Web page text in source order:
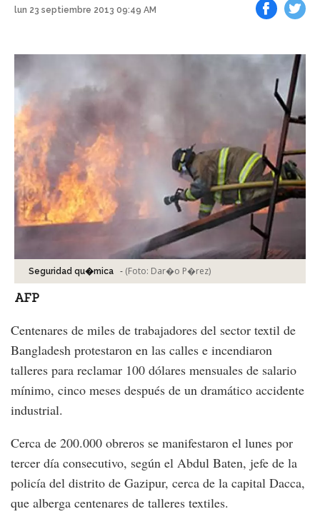
lun 23 septiembre 2013 09:49 AM
Seguridad qu�mica - (Foto: Dar�o P�rez)
AFP
Centenares de miles de trabajadores del sector textil de
Bangladesh protestaron en las calles e incendiaron
talleres para reclamar 100 dólares mensuales de salario
mínimo, cinco meses después de un dramático accidente
industrial.
Cerca de 200.000 obreros se manifestaron el lunes por
tercer día consecutivo, según el Abdul Baten, jefe de la
policía del distrito de Gazipur, cerca de la capital Dacca,
que alberga centenares de talleres textiles.